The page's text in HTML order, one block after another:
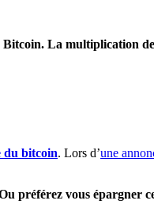
La multiplication de
du bitcoin. Lors d’une
préférez vous épargner